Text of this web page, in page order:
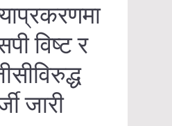
विष्ट र
जारी